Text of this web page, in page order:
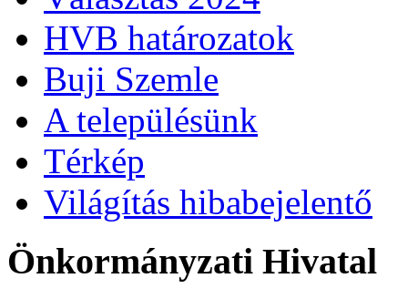
HVB határozatok
Buji Szemle
A településünk
Térkép
Világítás hibabejelentő
Önkormányzati Hivatal